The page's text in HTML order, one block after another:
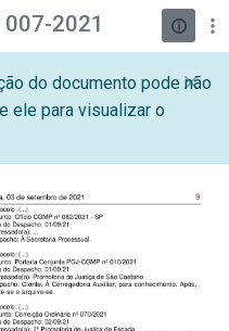
007-2021
do documento pode não
ele para visualizar o